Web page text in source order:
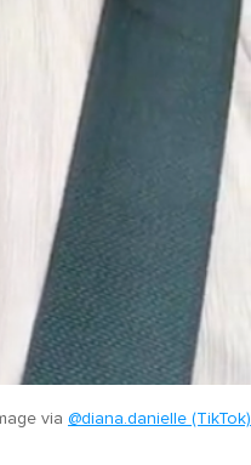
via @diana.danielle (TikTok)